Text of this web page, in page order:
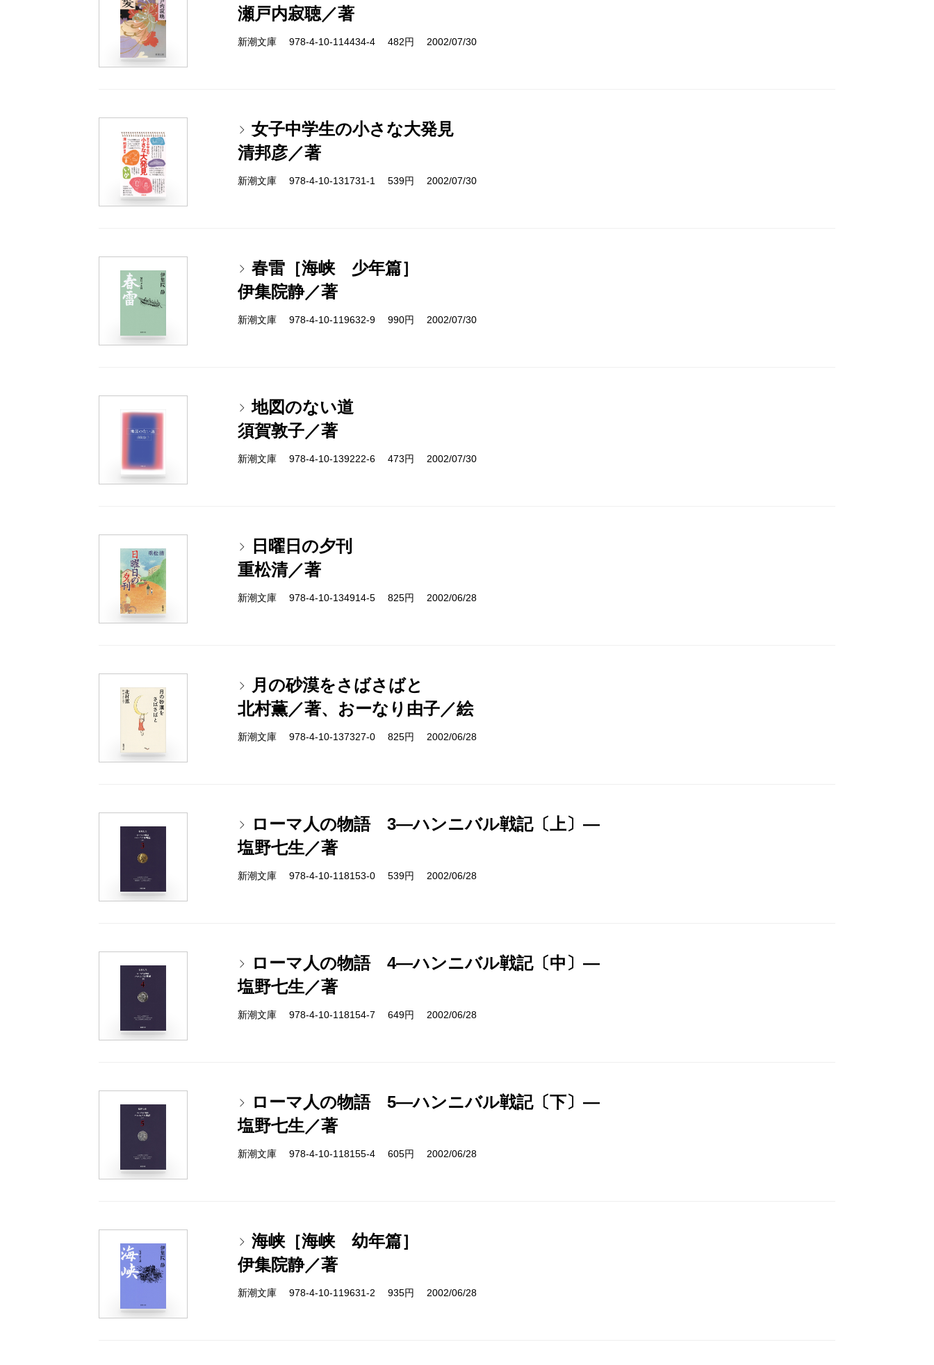
瀬戸内寂聴／著
新潮文庫 978-4-10-114434-4 482円 2002/07/30
女子中学生の小さな大発見
清邦彦／著
新潮文庫 978-4-10-131731-1 539円 2002/07/30
春雷［海峡 少年篇］
伊集院静／著
新潮文庫 978-4-10-119632-9 990円 2002/07/30
地図のない道
須賀敦子／著
新潮文庫 978-4-10-139222-6 473円 2002/07/30
日曜日の夕刊
重松清／著
新潮文庫 978-4-10-134914-5 825円 2002/06/28
月の砂漠をさばさばと
北村薫／著、おーなり由子／絵
新潮文庫 978-4-10-137327-0 825円 2002/06/28
ローマ人の物語 3―ハンニバル戦記〔上〕―
塩野七生／著
新潮文庫 978-4-10-118153-0 539円 2002/06/28
ローマ人の物語 4―ハンニバル戦記〔中〕―
塩野七生／著
新潮文庫 978-4-10-118154-7 649円 2002/06/28
ローマ人の物語 5―ハンニバル戦記〔下〕―
塩野七生／著
新潮文庫 978-4-10-118155-4 605円 2002/06/28
海峡［海峡 幼年篇］
伊集院静／著
新潮文庫 978-4-10-119631-2 935円 2002/06/28